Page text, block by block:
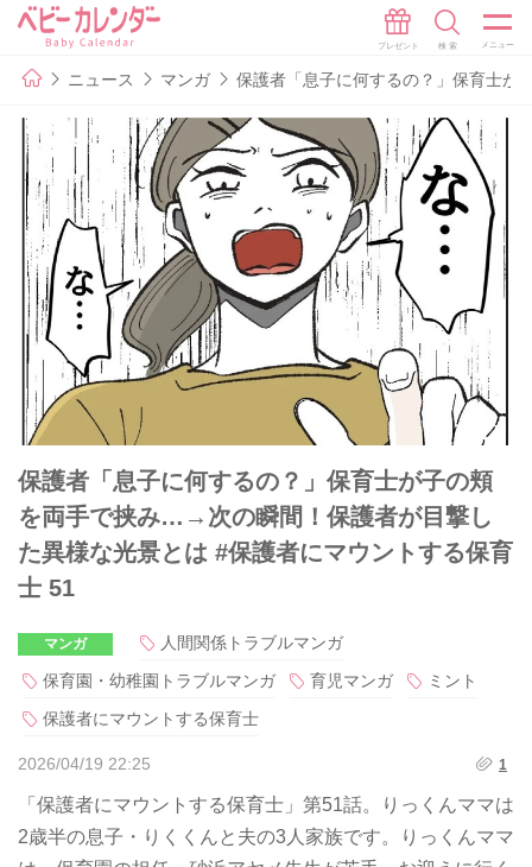
ニュース マンガ 保護者「息子に何するの？」保育士
保護者「息子に何するの？」保育士が子の頬
を両手で挟み…→次の瞬間！保護者が目撃し
た異様な光景とは #保護者にマウントする保育
士 51
マンガ
人間関係トラブルマンガ
保育園・幼稚園トラブルマンガ
育児マンガ
ミント
保護者にマウントする保育士
2026/04/19 22:25 1
「保護者にマウントする保育士」第51話。りっくんママは
2歳半の息子・りくくんと夫の3人家族です。りっくんママ